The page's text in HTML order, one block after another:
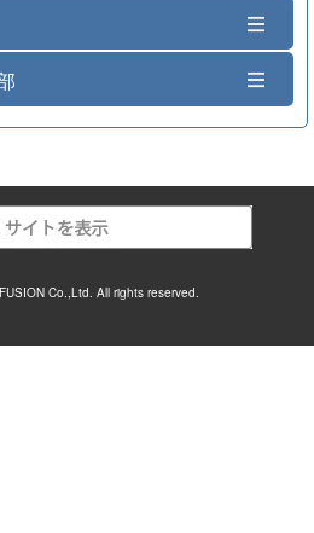
Co.,Ltd. All rights reserved.